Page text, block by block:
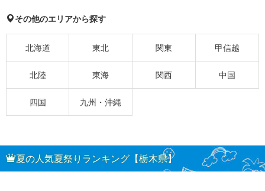
その他のエリアから探す
北海道 東北 関東 甲信越
北陸 東海 関西 中国
四国 九州・沖縄
夏の人気夏祭りランキング【栃木県】